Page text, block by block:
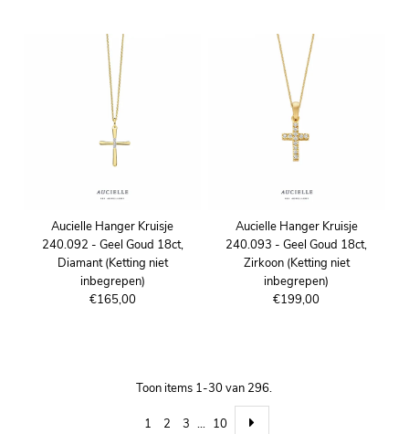
Aucielle Hanger Kruisje
240.092 - Geel Goud 18ct,
Diamant (Ketting niet
inbegrepen)
€165,00
Aucielle Hanger Kruisje
240.093 - Geel Goud 18ct,
Zirkoon (Ketting niet
inbegrepen)
€199,00
Toon items 1-30 van 296.
1 2 3 … 10